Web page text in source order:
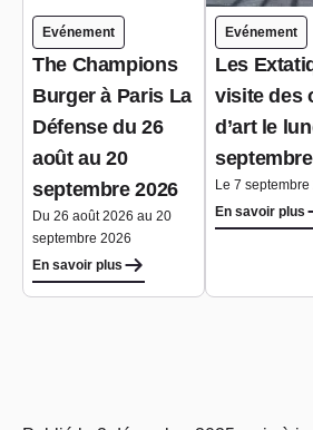
Evénement
The Champions
Burger à Paris La
Défense du 26
août au 20
septembre 2026
Du 26 août 2026 au 20
septembre 2026
En savoir plus
Evénement
Les
visite des
d’art le
Le 7 septembre
En savoir plus